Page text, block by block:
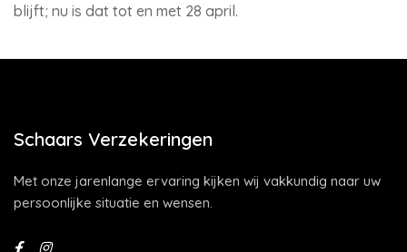
blijft; nu is dat tot en met 28 april.
Schaars Verzekeringen
Met onze jarenlange ervaring kijken wij vakkundig naar uw
persoonlijke situatie en wensen.